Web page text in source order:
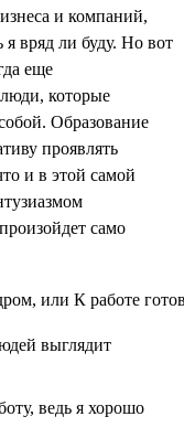
и компаний,
я вряд ли буду. Но вот
еще
которые
Образование
проявлять
и в этой самой
само
выглядит
ведь я хорошо